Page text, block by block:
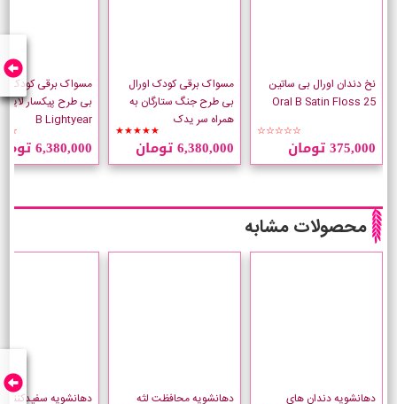
نخ دندان اورال بی ساتین
Oral B Satin Floss 25
☆☆☆☆☆
375,000 تومان
مسواک برقی کودک اورال
بی طرح جنگ ستارگان به
همراه سر یدک
★★★★★
6,380,000 تومان
مسواک برقی کودک
B Lightyear
6,380,000 تومان
محصولات مشابه
دهانشویه دندان های
دهانشویه محافظت لثه
دهانشویه سفیدکننده